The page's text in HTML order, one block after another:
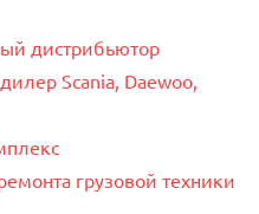
дистрибьютор
Scania, Daewoo,
грузовой техники